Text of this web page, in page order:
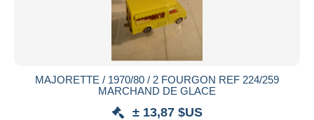
MAJORETTE / 1970/80 / 2 FOURGON REF 224/259
MARCHAND DE GLACE
± 13,87 $US